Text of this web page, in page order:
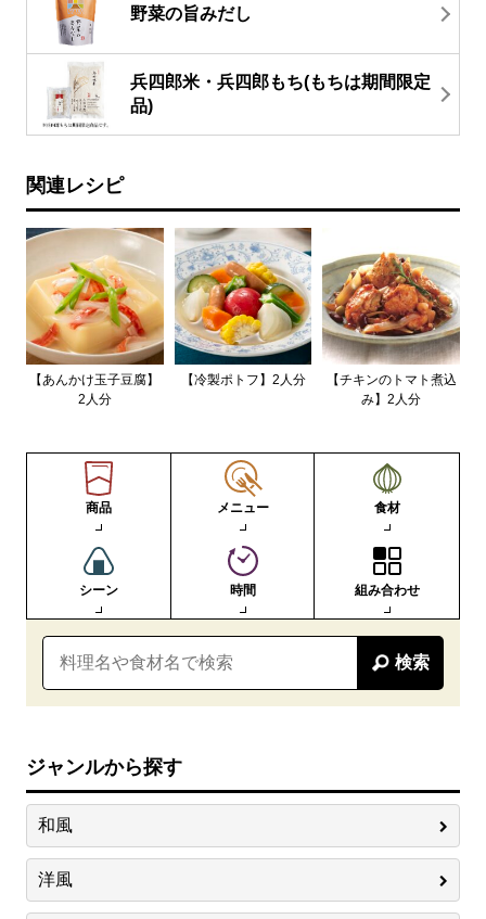
野菜の旨みだし
兵四郎米・兵四郎もち(もちは期間限定
品)
関連レシピ
【あんかけ玉子豆腐】
2人分
【冷製ポトフ】2人分
【チキンのトマト煮込
み】2人分
商品 メニュー 食材
シーン 時間 組み合わせ
検索
ジャンルから探す
和風
洋風